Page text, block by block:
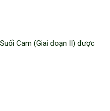
Cam (Giai đoạn II) được